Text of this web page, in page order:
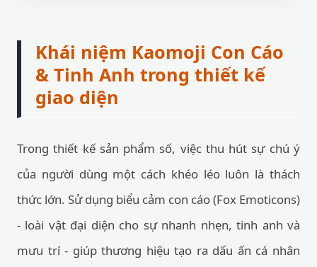
Khái niệm Kaomoji Con Cáo
& Tinh Anh trong thiết kế
giao diện
Trong thiết kế sản phẩm số, việc thu hút sự chú ý
của người dùng một cách khéo léo luôn là thách
thức lớn. Sử dụng biểu cảm con cáo (Fox Emoticons)
- loài vật đại diện cho sự nhanh nhẹn, tinh anh và
mưu trí - giúp thương hiệu tạo ra dấu ấn cá nhân